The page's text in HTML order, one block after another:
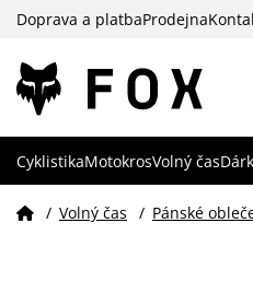
Doprava a platbaProdejna
CyklistikaMotokrosVolný čas
/ Volný čas / Pánské